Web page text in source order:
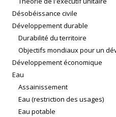
Désobéissance civile
Développement durable
Durabilité du territoire
Objectifs mondiaux pour un
Développement économique
Eau
Assainissement
Eau (restriction des usages)
Eau potable